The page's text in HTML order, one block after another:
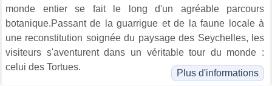
monde entier se fait le long d'un agréable parcours
botanique.Passant de la guarrigue et de la faune locale à
une reconstitution soignée du paysage des Seychelles, les
visiteurs s'aventurent dans un véritable tour du monde :
celui des Tortues.
Plus d'informations